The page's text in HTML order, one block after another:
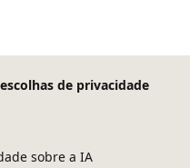
de privacidade
sobre a IA